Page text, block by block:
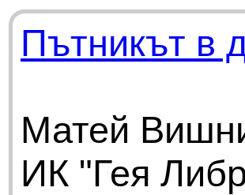
Пътникът в
Матей
ИК "Гея